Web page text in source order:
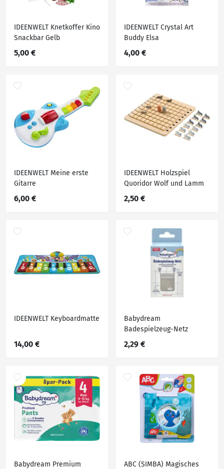
IDEENWELT Knetkoffer Kino
Snackbar Gelb
5,00 €
IDEENWELT Crystal Art
Buddy Elsa
4,00 €
IDEENWELT Meine erste
Gitarre
6,00 €
IDEENWELT Holzspiel
Quoridor Wolf und Lamm
2,50 €
IDEENWELT Keyboardmatte
14,00 €
Babydream
Badespielzeug-Netz
2,29 €
Babydream Premium
ABC (SIMBA) Magisches